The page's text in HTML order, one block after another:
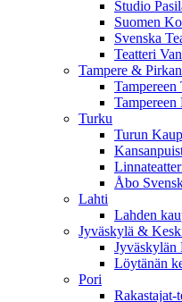
Studio
Suomen
Svenska
Teatteri
Tampere &
Tampereen
Tampereen
Turku
Turun
Åbo
Lahti
Lahden
Jyväskylä &
Jyväskylän
Löytänän
Pori
Rakastajat-